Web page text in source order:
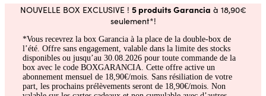
NOUVELLE BOX EXCLUSIVE ! 5 produits Garancia à 18,90€
seulement*!
*Vous recevrez la box Garancia à la place de la double-box de
l’été. Offre sans engagement, valable dans la limite des stocks
disponibles ou jusqu’au 30.08.2026 pour toute commande de la
box avec le code BOXGARANCIA. Cette offre active un
abonnement mensuel de 18,90€/mois. Sans résiliation de votre
part, les prochains prélèvements seront de 18,90€/mois. Non